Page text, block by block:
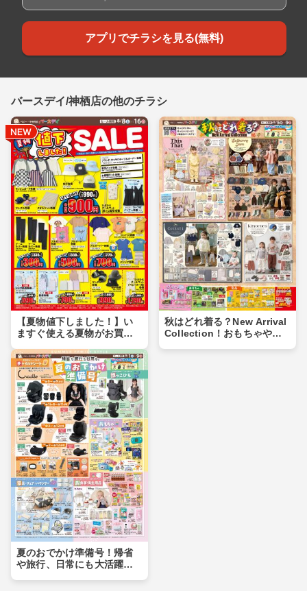
アプリでチラシを見る(無料)
バースデイ/神栖店の他のチラシ
【夏物値下しました！】い
ますぐ使える夏物がお買い
チャンス！
秋はどれ着る？New Arrival
Collection！おもちゃや食
夏のおでかけ準備号！帰省
や旅行、日常にも大活躍ア